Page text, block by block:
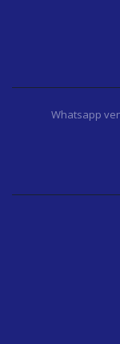
Whatsapp